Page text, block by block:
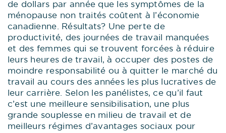
de dollars par année que les symptômes de la
ménopause non traités coûtent à l’économie
canadienne. Résultats? Une perte de
productivité, des journées de travail manquées
et des femmes qui se trouvent forcées à réduire
leurs heures de travail, à occuper des postes de
moindre responsabilité ou à quitter le marché du
travail au cours des années les plus lucratives de
leur carrière. Selon les panélistes, ce qu’il faut
c’est une meilleure sensibilisation, une plus
grande souplesse en milieu de travail et de
meilleurs régimes d’avantages sociaux pour